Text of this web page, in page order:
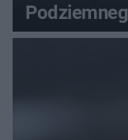
pielgrzym